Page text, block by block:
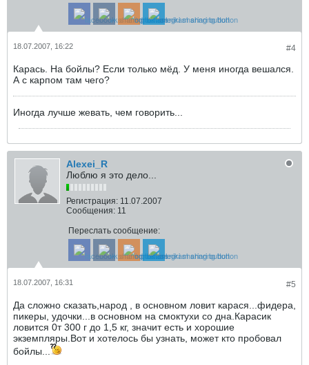
#4
18.07.2007, 16:22
Карась. На бойлы? Если только мёд. У меня иногда вешался.
А с карпом там чего?
Иногда лучше жевать, чем говорить...
Alexei_R
Люблю я это дело...
Регистрация: 11.07.2007
Сообщения: 11
Переслать сообщение:
#5
18.07.2007, 16:31
Да сложно сказать,народ , в основном ловит карася...фидера,
пикеры, удочки...в основном на смоктухи со дна.Карасик
ловится 0т 300 г до 1,5 кг, значит есть и хорошие
экземпляры.Вот и хотелось бы узнать, может кто пробовал
бойлы...